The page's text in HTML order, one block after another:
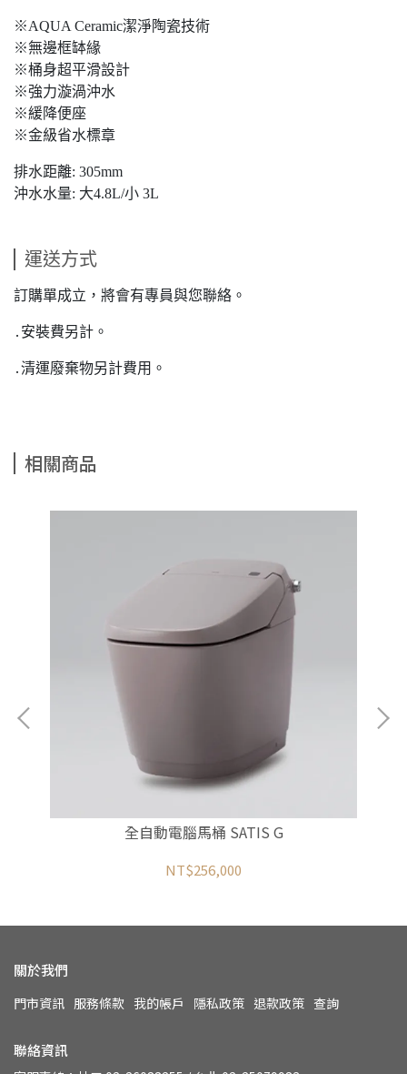
※AQUA Ceramic潔淨陶瓷技術
※無邊框缽緣
※桶身超平滑設計
※強力漩渦沖水
※緩降便座
※金級省水標章
排水距離: 305mm
沖水水量: 大4.8L/小 3L
運送方式
訂購單成立，將會有專員與您聯絡。
․安裝費另計。
․清運廢棄物另計費用。
相關商品
全自動電腦馬桶 SATIS G
NT$256,000
關於我們
門市資訊 服務條款 我的帳戶 隱私政策 退款政策 查詢
聯絡資訊